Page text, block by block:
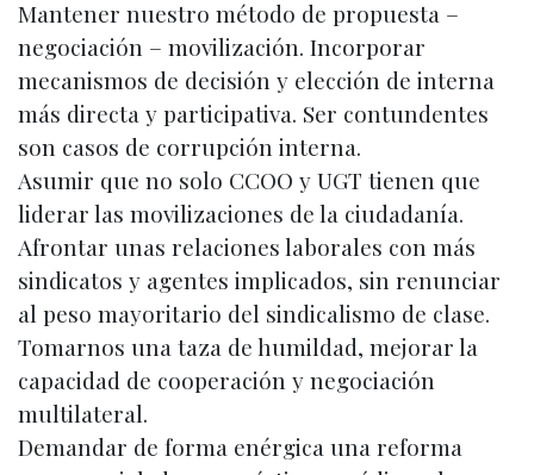
Mantener nuestro método de propuesta –
negociación – movilización. Incorporar
mecanismos de decisión y elección de interna
más directa y participativa. Ser contundentes
son casos de corrupción interna.
Asumir que no solo CCOO y UGT tienen que
liderar las movilizaciones de la ciudadanía.
Afrontar unas relaciones laborales con más
sindicatos y agentes implicados, sin renunciar
al peso mayoritario del sindicalismo de clase.
Tomarnos una taza de humildad, mejorar la
capacidad de cooperación y negociación
multilateral.
Demandar de forma enérgica una reforma